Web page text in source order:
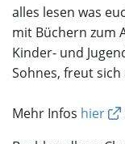
alles lesen was
mit Büchern zum
Kinder- und
Sohnes, freut sich
Mehr Infos hier